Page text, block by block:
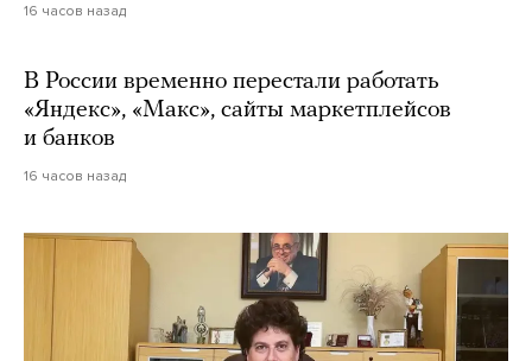
16 часов назад
В России временно перестали работать
«Яндекс», «Макс», сайты маркетплейсов
и банков
16 часов назад